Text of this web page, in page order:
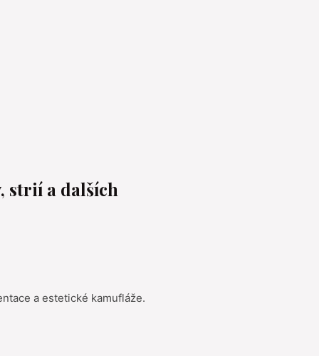
strií a dalších
a estetické kamufláže.